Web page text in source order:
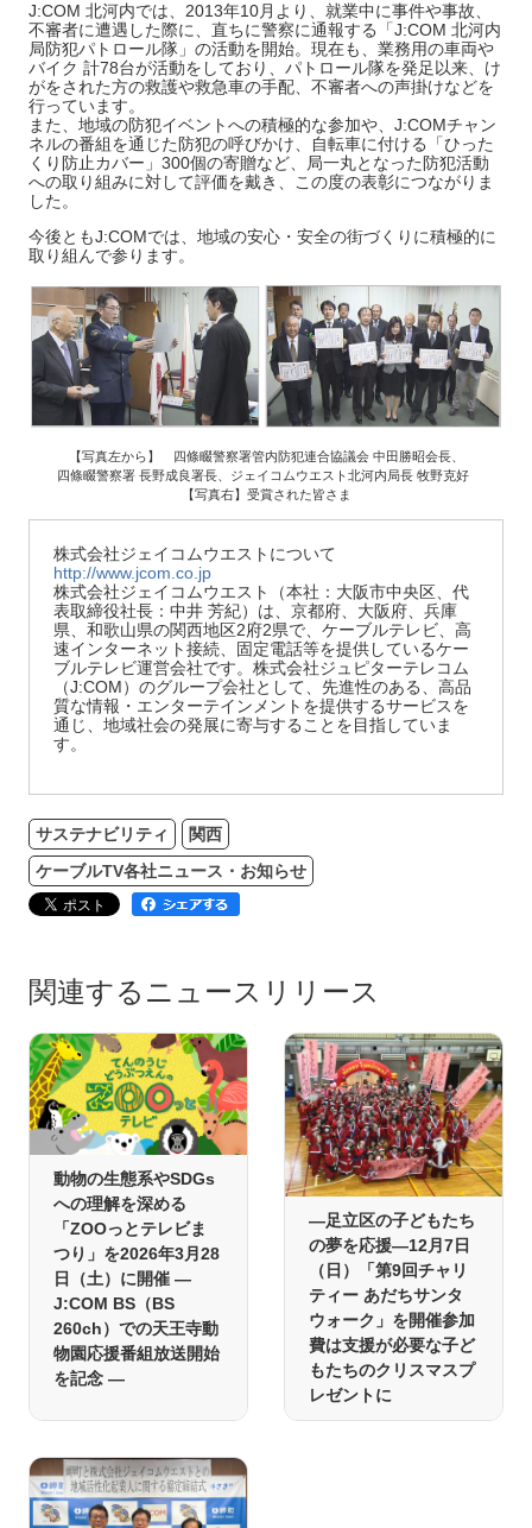
J:COM 北河内では、2013年10月より、就業中に事件や事故、
不審者に遭遇した際に、直ちに警察に通報する「J:COM 北河内
局防犯パトロール隊」の活動を開始。現在も、業務用の車両や
バイク 計78台が活動をしており、パトロール隊を発足以来、け
がをされた方の救護や救急車の手配、不審者への声掛けなどを
行っています。
また、地域の防犯イベントへの積極的な参加や、J:COMチャン
ネルの番組を通じた防犯の呼びかけ、自転車に付ける「ひった
くり防止カバー」300個の寄贈など、局一丸となった防犯活動
への取り組みに対して評価を戴き、この度の表彰につながりま
した。
今後ともJ:COMでは、地域の安心・安全の街づくりに積極的に
取り組んで参ります。
【写真左から】 四條畷警察署管内防犯連合協議会 中田勝昭会長、
四條畷警察署 長野成良署長、ジェイコムウエスト北河内局長 牧野克好
【写真右】受賞された皆さま
株式会社ジェイコムウエストについて
http://www.jcom.co.jp
株式会社ジェイコムウエスト（本社：大阪市中央区、代
表取締役社長：中井 芳紀）は、京都府、大阪府、兵庫
県、和歌山県の関西地区2府2県で、ケーブルテレビ、高
速インターネット接続、固定電話等を提供しているケー
ブルテレビ運営会社です。株式会社ジュピターテレコム
（J:COM）のグループ会社として、先進性のある、高品
質な情報・エンターテインメントを提供するサービスを
通じ、地域社会の発展に寄与することを目指していま
す。
サステナビリティ
関西
ケーブルTV各社ニュース・お知らせ
関連するニュースリリース
動物の生態系やSDGs
への理解を深める
「ZOOっとテレビま
つり」を2026年3月28
日（土）に開催 ―
J:COM BS（BS
260ch）での天王寺動
物園応援番組放送開始
を記念 ―
―足立区の子どもたち
の夢を応援―12月7日
（日）「第9回チャリ
ティー あだちサンタ
ウォーク」を開催参加
費は支援が必要な子ど
もたちのクリスマスプ
レゼントに